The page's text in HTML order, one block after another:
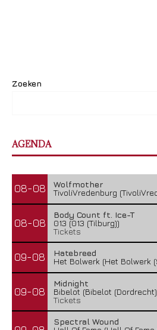
Zoeken
AGENDA
08-08
Wolfmother
TivoliVredenburg
08-08
Body Count ft. Ice-T
013 (013 (Tilburg))
Tickets
09-08
Hatebreed
Het Bolwerk (Het Bolwerk
09-08
Midnight
Bibelot (Bibelot
Tickets
Spectral Wound